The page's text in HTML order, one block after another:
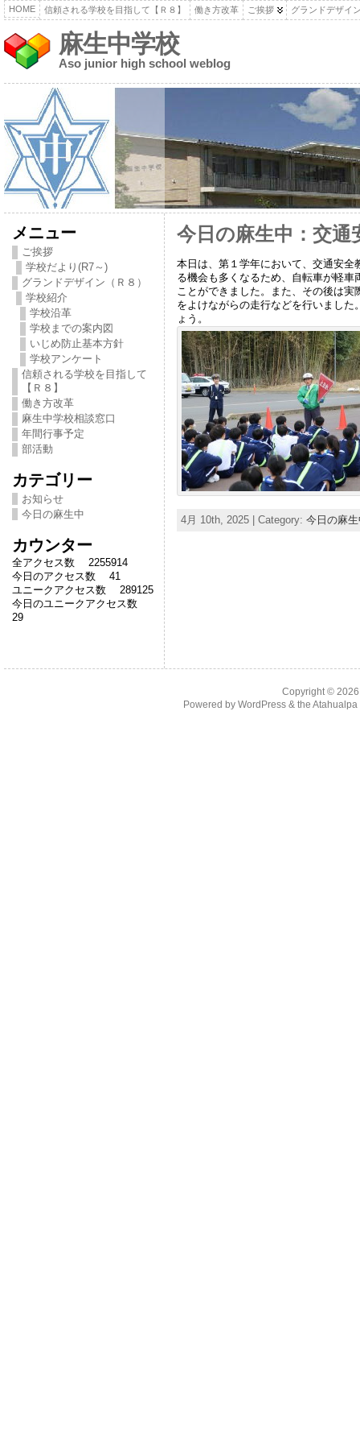
HOME 信頼される学校を目指して【Ｒ８】 働き方改革 ご挨拶 グランドデザイ
麻生中学校
Aso junior high school weblog
メニュー
ご挨拶
学校だより(R7～)
グランドデザイン（Ｒ８）
学校紹介
学校沿革
学校までの案内図
いじめ防止基本方針
学校アンケート
信頼される学校を目指して
【Ｒ８】
働き方改革
麻生中学校相談窓口
年間行事予定
部活動
カテゴリー
お知らせ
今日の麻生中
カウンター
全アクセス数 2255914
今日のアクセス数 41
ユニークアクセス数 289125
今日のユニークアクセス数
29
今日の麻生中：交通
本日は、第１学年において、交通安
る機会も多くなるため、自転車が軽
ことができました。また、その後は
をよけながらの走行などを行いまし
ょう。
4月 10th, 2025 | Category: 今日の麻
Copyright ©
Powered by WordPress& the Atahualpa